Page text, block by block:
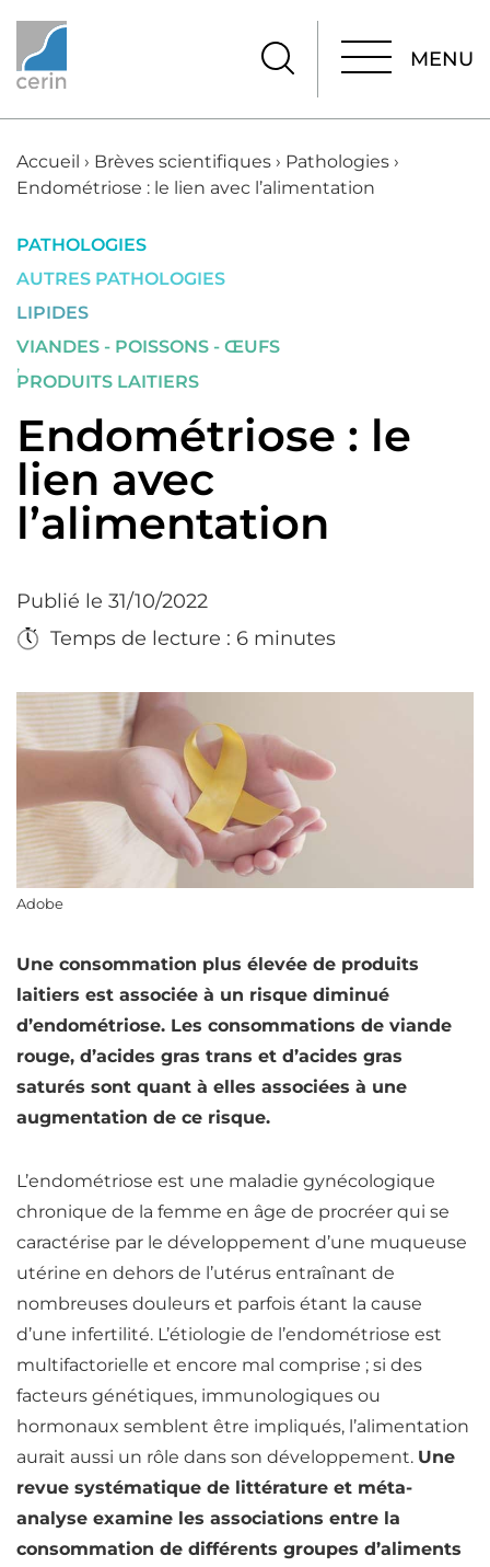
MENU
Accueil › Brèves scientifiques › Pathologies ›
Endométriose : le lien avec l’alimentation
PATHOLOGIES
AUTRES PATHOLOGIES
LIPIDES
VIANDES - POISSONS - ŒUFS
,
PRODUITS LAITIERS
Endométriose : le
lien avec
l’alimentation
Publié le 31/10/2022
Temps de lecture : 6 minutes
Adobe
Une consommation plus élevée de produits
laitiers est associée à un risque diminué
d’endométriose. Les consommations de viande
rouge, d’acides gras trans et d’acides gras
saturés sont quant à elles associées à une
augmentation de ce risque.
L’endométriose est une maladie gynécologique
chronique de la femme en âge de procréer qui se
caractérise par le développement d’une muqueuse
utérine en dehors de l’utérus entraînant de
nombreuses douleurs et parfois étant la cause
d’une infertilité. L’étiologie de l’endométriose est
multifactorielle et encore mal comprise ; si des
facteurs génétiques, immunologiques ou
hormonaux semblent être impliqués, l’alimentation
aurait aussi un rôle dans son développement. Une
revue systématique de littérature et méta-
analyse examine les associations entre la
consommation de différents groupes d’aliments